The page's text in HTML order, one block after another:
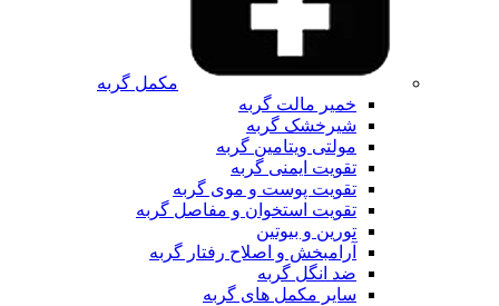
مکمل گربه
خمیر مالت گربه
شیرخشک گربه
مولتی ویتامین گربه
تقویت ایمنی گربه
تقویت پوست و موی گربه
تقویت استخوان و مفاصل گربه
تورین و بیوتین
آرامبخش و اصلاح رفتار گربه
ضد انگل گربه
سایر مکمل های گربه